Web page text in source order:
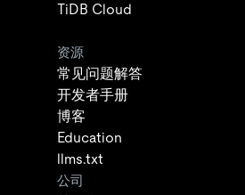
TiDB Cloud
资源
常见问题解答
开发者手册
博客
Education
llms.txt
公司